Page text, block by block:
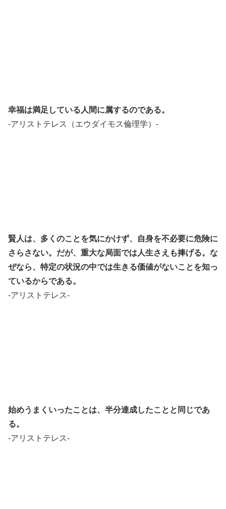
幸福は満足している人間に属するのである。
-アリストテレス（エウダイモス倫理学）-
賢人は、多くのことを気にかけず、自身を不必要に危険に
さらさない。 だが、重大な局面では人生さえも捧げる。 な
ぜなら、特定の状況の中では生きる価値がないことを知っ
ているからである。
-アリストテレス-
始めうまくいったことは、 半分達成したことと同じであ
る。
-アリストテレス-